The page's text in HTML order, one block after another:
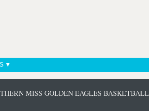
▼
MISS GOLDEN EAGLES